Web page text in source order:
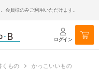
会員様のみご利用いただけます。
ログイン
くもの
かっこいいもの